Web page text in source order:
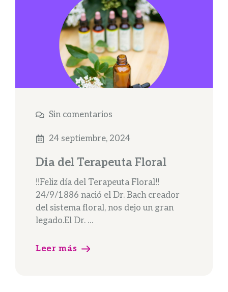
Sin comentarios
24 septiembre, 2024
Dia del Terapeuta Floral
!!Feliz día del Terapeuta Floral!!
24/9/1886 nació el Dr. Bach creador
del sistema floral, nos dejo un gran
legado.El Dr. …
Leer más